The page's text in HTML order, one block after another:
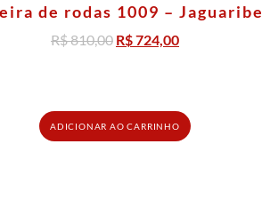
de rodas 1009 – Jaguaribe
R$810,00 R$724,00
ADICIONAR AO CARRINHO